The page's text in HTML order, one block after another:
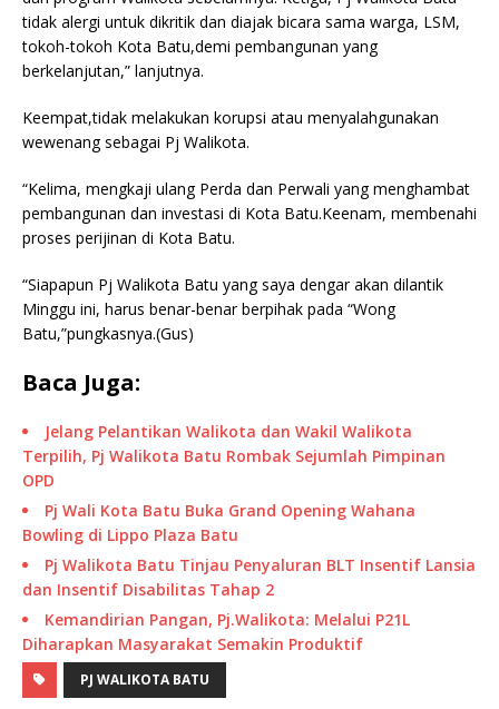
tidak alergi untuk dikritik dan diajak bicara sama warga, LSM,
tokoh-tokoh Kota Batu,demi pembangunan yang
berkelanjutan,” lanjutnya.
Keempat,tidak melakukan korupsi atau menyalahgunakan
wewenang sebagai Pj Walikota.
“Kelima, mengkaji ulang Perda dan Perwali yang menghambat
pembangunan dan investasi di Kota Batu.Keenam, membenahi
proses perijinan di Kota Batu.
“Siapapun Pj Walikota Batu yang saya dengar akan dilantik
Minggu ini, harus benar-benar berpihak pada “Wong
Batu,”pungkasnya.(Gus)
Baca Juga:
Jelang Pelantikan Walikota dan Wakil Walikota
Terpilih, Pj Walikota Batu Rombak Sejumlah Pimpinan
OPD
Pj Wali Kota Batu Buka Grand Opening Wahana
Bowling di Lippo Plaza Batu
Pj Walikota Batu Tinjau Penyaluran BLT Insentif Lansia
dan Insentif Disabilitas Tahap 2
Kemandirian Pangan, Pj.Walikota: Melalui P21L
Diharapkan Masyarakat Semakin Produktif
PJ WALIKOTA BATU